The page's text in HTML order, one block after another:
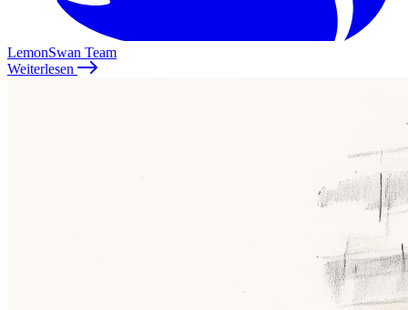
LemonSwan Team
Weiterlesen